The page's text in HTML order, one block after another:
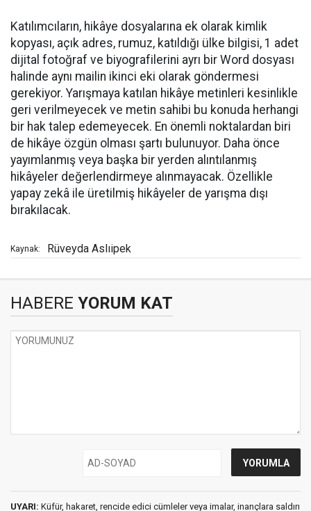
Katılımcıların, hikâye dosyalarına ek olarak kimlik
kopyası, açık adres, rumuz, katıldığı ülke bilgisi, 1 adet
dijital fotoğraf ve biyografilerini ayrı bir Word dosyası
halinde aynı mailin ikinci eki olarak göndermesi
gerekiyor. Yarışmaya katılan hikâye metinleri kesinlikle
geri verilmeyecek ve metin sahibi bu konuda herhangi
bir hak talep edemeyecek. En önemli noktalardan biri
de hikâye özgün olması şartı bulunuyor. Daha önce
yayımlanmış veya başka bir yerden alıntılanmış
hikâyeler değerlendirmeye alınmayacak. Özellikle
yapay zekâ ile üretilmiş hikâyeler de yarışma dışı
bırakılacak.
Kaynak: Rüveyda Aslıipek
HABERE YORUM KAT
UYARI: Küfür, hakaret, rencide edici cümleler veya imalar, inançlara saldırı